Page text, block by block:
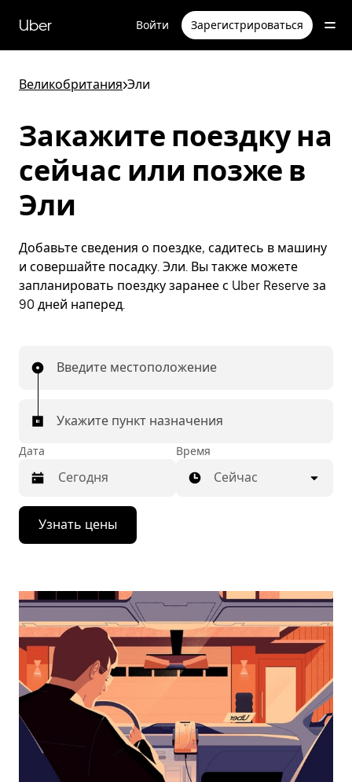
перейти
к
содержимому
Uber Войти Зарегистрироваться
Великобритания>Эли
Закажите поездку на
сейчас или позже в
Эли
Добавьте сведения о поездке, садитесь в машину
и совершайте посадку. Эли. Вы также можете
запланировать поездку заранее с Uber Reserve за
90 дней наперед.
Введите местоположение
Укажите пункт назначения
Дата
Нажмите
стрелку
вниз,
календарю
выбрать
дату.
Чтобы
закрыть
календарь,
нажмите
Esc.
Время
Сейчас
Узнать цены